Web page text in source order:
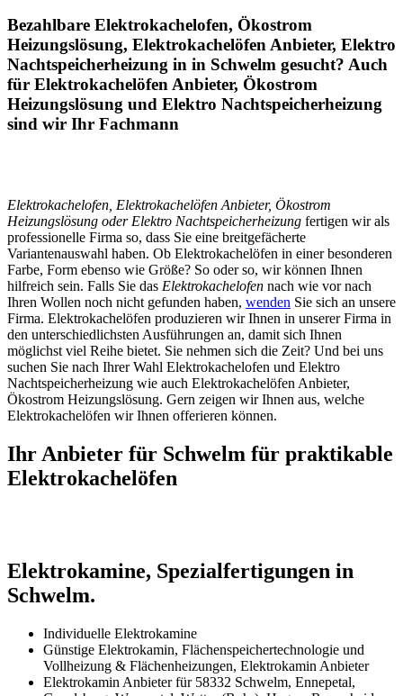
Bezahlbare Elektrokachelofen, Ökostrom
Heizungslösung, Elektrokachelöfen Anbieter, Elektro
Nachtspeicherheizung in in Schwelm gesucht? Auch
für Elektrokachelöfen Anbieter, Ökostrom
Heizungslösung und Elektro Nachtspeicherheizung
sind wir Ihr Fachmann
Elektrokachelofen, Elektrokachelöfen Anbieter, Ökostrom
Heizungslösung oder Elektro Nachtspeicherheizung fertigen wir als
professionelle Firma so, dass Sie eine breitgefächerte
Variantenauswahl haben. Ob Elektrokachelöfen in einer besonderen
Farbe, Form ebenso wie Größe? So oder so, wir können Ihnen
hilfreich sein. Falls Sie das Elektrokachelofen nach wie vor nach
Ihren Wollen noch nicht gefunden haben, wenden Sie sich an unsere
Firma. Elektrokachelöfen produzieren wir Ihnen in unserer Firma in
den unterschiedlichsten Ausführungen an, damit sich Ihnen
möglichst viel Reihe bietet. Sie nehmen sich die Zeit? Und bei uns
suchen Sie nach Ihrer Wahl Elektrokachelofen und Elektro
Nachtspeicherheizung wie auch Elektrokachelöfen Anbieter,
Ökostrom Heizungslösung. Gern zeigen wir Ihnen aus, welche
Elektrokachelöfen wir Ihnen offerieren können.
Ihr Anbieter für Schwelm für praktikable
Elektrokachelöfen
Elektrokamine, Spezialfertigungen in
Schwelm.
Individuelle Elektrokamine
Günstige Elektrokamin, Flächenspeichertechnologie und
Vollheizung & Flächenheizungen, Elektrokamin Anbieter
Elektrokamin Anbieter für 58332 Schwelm, Ennepetal,